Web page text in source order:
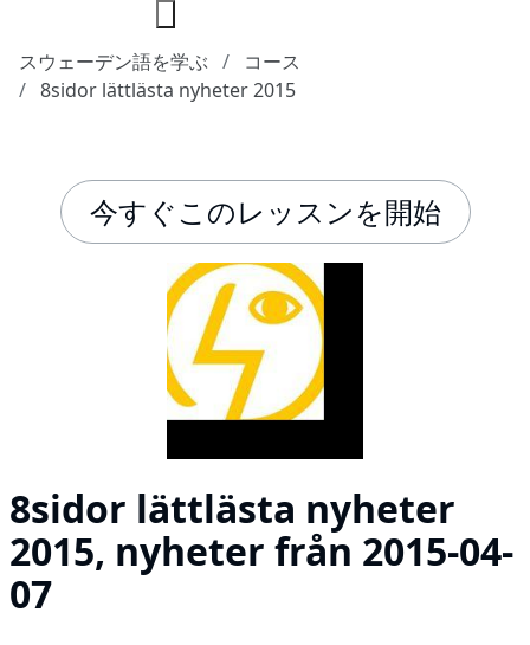
スウェーデン語を学ぶ
コース
8sidor lättlästa nyheter 2015
今すぐこのレッスンを開始
8sidor lättlästa nyheter
2015, nyheter från 2015-04-
07